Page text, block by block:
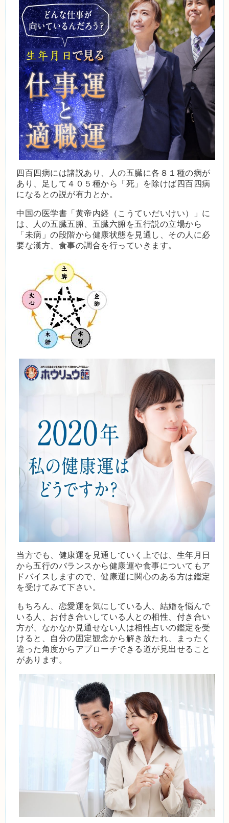
四百四病には諸説あり、人の五臓に各８１種の病が
あり、足して４０５種から「死」を除けば四百四病
になるとの説が有力とか。
中国の医学書「黄帝内経（こうていだいけい）」に
は、人の五臓五腑、五臓六腑を五行説の立場から
「未病」の段階から健康状態を見通し、その人に必
要な漢方、食事の調合を行っていきます。
当方でも、健康運を見通していく上では、生年月日
から五行のバランスから健康運や食事についてもア
ドバイスしますので、健康運に関心のある方は鑑定
を受けてみて下さい。
もちろん、恋愛運を気にしている人、結婚を悩んで
いる人、お付き合いしている人との相性、付き合い
方が、なかなか見通せない人は相性占いの鑑定を受
けると、自分の固定観念から解き放たれ、まったく
違った角度からアプローチできる道が見出せること
があります。